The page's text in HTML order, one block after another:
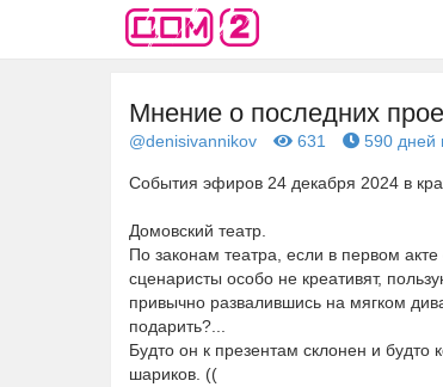
Мнение о последних
@denisivannikov 631 590 дней
События эфиров 24 декабря 2024 в
Домовский театр.
По законам театра, если в первом
сценаристы особо не креативят,
привычно развалившись на мягком
подарить?...
Будто он к презентам склонен и
шариков. ((